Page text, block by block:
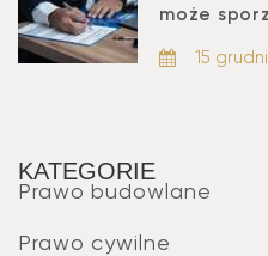
może
15
KATEGORIE
Prawo budowlane
Prawo cywilne